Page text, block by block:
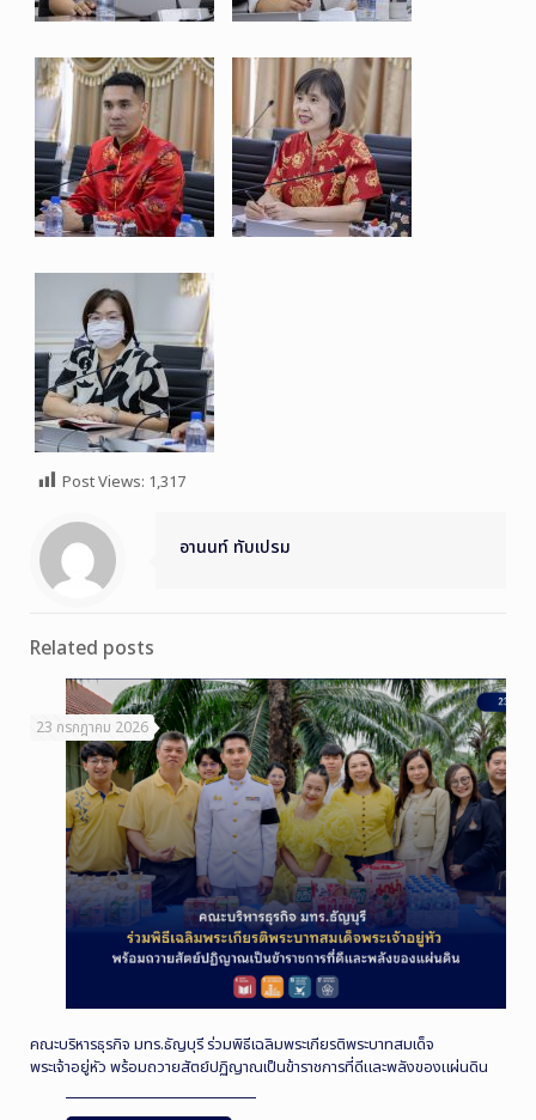
Post Views: 1,317
อานนท์ ทับเปรม
Related posts
23 กรกฎาคม 2026
คณะบริหารธุรกิจ มทร.ธัญบุรี ร่วมพิธีเฉลิมพระเกียรติพระบาทสมเด็จ
พระเจ้าอยู่หัว พร้อมถวายสัตย์ปฏิญาณเป็นข้าราชการที่ดีและพลังของแผ่นดิน